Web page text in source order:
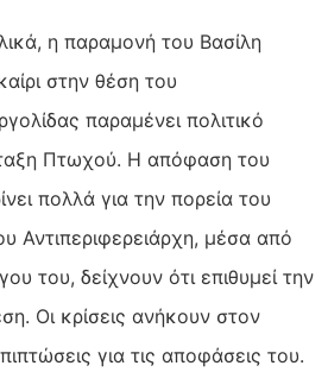
η παραμονή του Βασίλη
στην θέση του
παραμένει πολιτικό
Πτωχού. Η απόφαση του
πολλά για την πορεία του
Αντιπεριφερειάρχη, μέσα από
του, δείχνουν ότι επιθυμεί την
Οι κρίσεις ανήκουν στον
για τις αποφάσεις του.